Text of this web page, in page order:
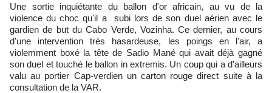
Une sortie inquiétante du ballon d'or africain, au vu de la
violence du choc qu'il a subi lors de son duel aérien avec le
gardien de but du Cabo Verde, Vozinha. Ce dernier, au cours
d'une intervention très hasardeuse, les poings en l'air, a
violemment boxé la tête de Sadio Mané qui avait déjà gagné
son duel et touché le ballon in extremis. Un coup qui a d'ailleurs
valu au portier Cap-verdien un carton rouge direct suite à la
consultation de la VAR.